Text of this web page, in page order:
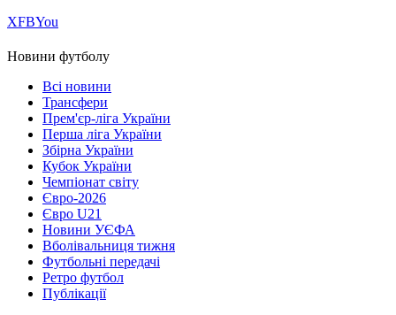
ХFBYou
Новини футболу
Всі новини
Трансфери
Прем'єр-ліга України
Перша ліга України
Збірна України
Кубок України
Чемпіонат світу
Євро-2026
Євро U21
Новини УЄФА
Вболівальниця тижня
Футбольні передачі
Ретро футбол
Публікації